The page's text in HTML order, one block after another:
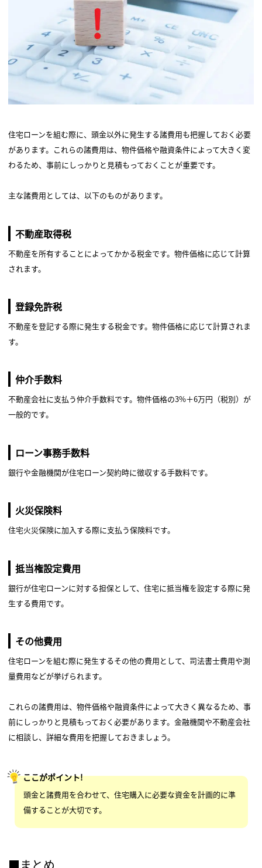
住宅ローンを組む際に、頭金以外に発生する諸費用も把握しておく必要
があります。これらの諸費用は、物件価格や融資条件によって大きく変
わるため、事前にしっかりと見積もっておくことが重要です。
主な諸費用としては、以下のものがあります。
不動産取得税
不動産を所有することによってかかる税金です。物件価格に応じて計算
されます。
登録免許税
不動産を登記する際に発生する税金です。物件価格に応じて計算されま
す。
仲介手数料
不動産会社に支払う仲介手数料です。物件価格の3%＋6万円（税別）が
一般的です。
ローン事務手数料
銀行や金融機関が住宅ローン契約時に徴収する手数料です。
火災保険料
住宅火災保険に加入する際に支払う保険料です。
抵当権設定費用
銀行が住宅ローンに対する担保として、住宅に抵当権を設定する際に発
生する費用です。
その他費用
住宅ローンを組む際に発生するその他の費用として、司法書士費用や測
量費用などが挙げられます。
これらの諸費用は、物件価格や融資条件によって大きく異なるため、事
前にしっかりと見積もっておく必要があります。金融機関や不動産会社
に相談し、詳細な費用を把握しておきましょう。
ここがポイント!
頭金と諸費用を合わせて、住宅購入に必要な資金を計画的に準
備することが大切です。